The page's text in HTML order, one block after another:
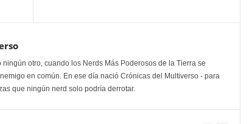
ningún otro, cuando los Nerds Más Poderosos de la Tierra se
en común. En ese día nació Crónicas del Multiverso - para
que ningún nerd solo podría derrotar.